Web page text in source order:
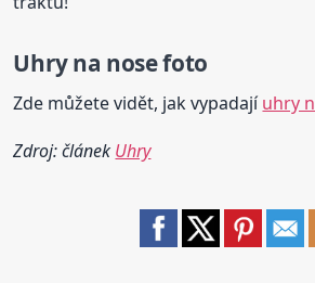
Uhry na nose foto
Zde můžete vidět, jak vypadajíuhry
Zdroj: článek Uhry